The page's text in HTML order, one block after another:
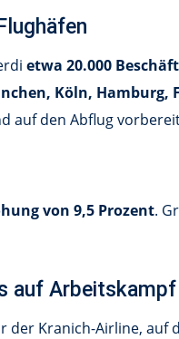
etwa 20.000
Köln,
auf den Abflug
von 9,5 Prozent.
auf Arbeitskampf
Kranich-Airline,